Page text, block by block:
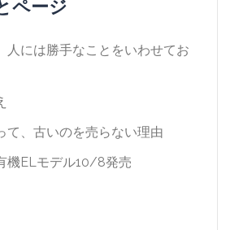
ページ
人には勝手なことをいわせてお
て、古いのを売らない理由
機ELモデル10/8発売